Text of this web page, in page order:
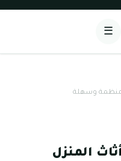
☰
منظمة وسهلة
المنزل